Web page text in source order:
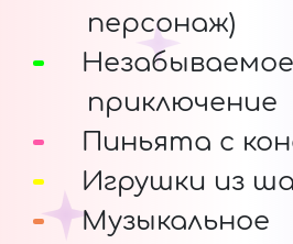
персонаж)
Незабываемое
приключение
Пиньята с
Игрушки из
Музыкальное